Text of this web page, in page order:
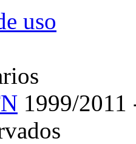
uso
1999/2011